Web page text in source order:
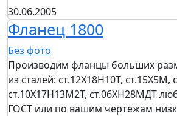
30.06.2005
Фланец 1800
Без фото
Производим фланцы больших
из сталей: ст.12Х18Н10Т, ст.15Х5М,
ст.10Х17Н13М2Т, ст.06ХН28МДТ
ГОСТ или по вашим чертежам